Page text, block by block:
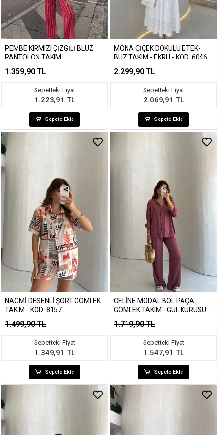
PEMBE KIRMIZI ÇIZGILI BLUZ
PANTOLON TAKIM
1.359,90 TL
Sepetteki Fiyat
1.223,91 TL
Sepete Ekle
MONA ÇIÇEK DOKULU ETEK-
BUZ TAKIM - EKRU - KOD: 6046
2.299,90 TL
Sepetteki Fiyat
2.069,91 TL
Sepete Ekle
NAOMI DESENLI ŞORT GÖMLEK
TAKIM - KOD: 8157
1.499,90 TL
Sepetteki Fiyat
1.349,91 TL
Sepete Ekle
CELINE MODAL BOL PAÇA
GÖMLEK TAKIM - GÜL KURUSU -
1.719,90 TL
Sepetteki Fiyat
1.547,91 TL
Sepete Ekle